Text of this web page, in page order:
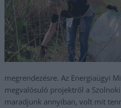
megrendezésre. Az Energiaügyi
megvalósuló projektről a
maradjunk annyiban, volt mit